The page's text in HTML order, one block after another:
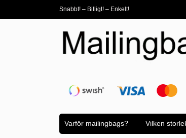
Snabbt! – Billigt! – Enkelt!
Varför mailingbags? Vilken